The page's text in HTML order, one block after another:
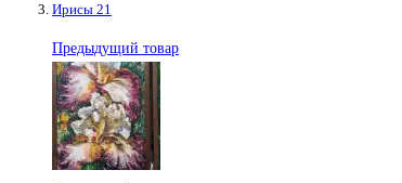
Ирисы 21
Предыдущий товар